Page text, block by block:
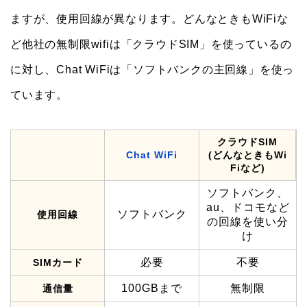
ますが、使用回線が異なります。どんなときもWiFiな
ど他社の無制限wifiは「クラウドSIM」を使っているの
に対し、Chat WiFiは「ソフトバンクの主回線」を使っ
ています。
Chat WiFi
クラウドSIM
(どんなときもWi
Fiなど)
使用回線 ソフトバンク
ソフトバンク、
au、ドコモなど
の回線を使い分
け
SIMカード 必要 不要
通信量 100GBまで 無制限